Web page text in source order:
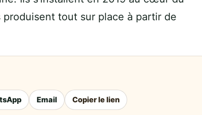
tout sur place à partir de
Email Copier le lien